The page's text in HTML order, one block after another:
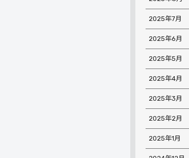
2025年7月
2025年6月
2025年5月
2025年4月
2025年3月
2025年2月
2025年1月